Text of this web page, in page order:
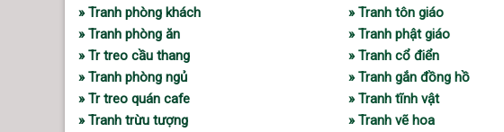
» Tranh phòng khách
» Tranh phòng ăn
» Tr treo cầu thang
» Tranh phòng ngủ
» Tr treo quán cafe
» Tranh trừu tượng
» Tranh tôn giáo
» Tranh phật giáo
» Tranh cổ điển
» Tranh gắn đồng hồ
» Tranh tĩnh vật
» Tranh vẽ hoa